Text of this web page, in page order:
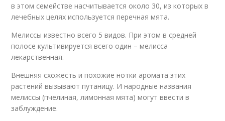
в этом семействе насчитывается около 30, из которых в
лечебных целях используется перечная мята.
Мелиссы известно всего 5 видов. При этом в средней
полосе культивируется всего один – мелисса
лекарственная.
Внешняя схожесть и похожие нотки аромата этих
растений вызывают путаницу. И народные названия
мелиссы (пчелиная, лимонная мята) могут ввести в
заблуждение.